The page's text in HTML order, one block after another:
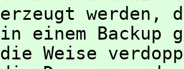
erzeugt werden,
in einem Backup
die Weise